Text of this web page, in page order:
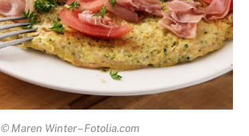
© Maren Winter – Fotolia.com